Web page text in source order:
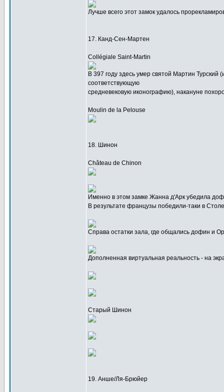
Лучше всего этот замок удалось
17. Канд-Сен-Мартен
Collégiale Saint-Martin
В 397 году здесь умер святой Мартин
соответствующую
средневековую иконографию), накануне
Moulin de la Pelouse
18. Шинон
Château de Chinon
Именно в этом замке Жанна д'Арк убедила
В результате французы победили-таки в
Справа остатки зала, где общались дофин и
Дополненная виртуальная реальность - на
Старый Шинон
19. Анше/Ля-Брюйер